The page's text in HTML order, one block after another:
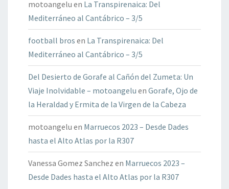
motoangelu en La Transpirenaica: Del
Mediterráneo al Cantábrico – 3/5
football bros en La Transpirenaica: Del
Mediterráneo al Cantábrico – 3/5
Del Desierto de Gorafe al Cañón del Zumeta: Un
Viaje Inolvidable – motoangelu en Gorafe, Ojo de
la Heraldad y Ermita de la Virgen de la Cabeza
motoangelu en Marruecos 2023 – Desde Dades
hasta el Alto Atlas por la R307
Vanessa Gomez Sanchez en Marruecos 2023 –
Desde Dades hasta el Alto Atlas por la R307